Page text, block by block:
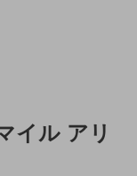
イル アリ